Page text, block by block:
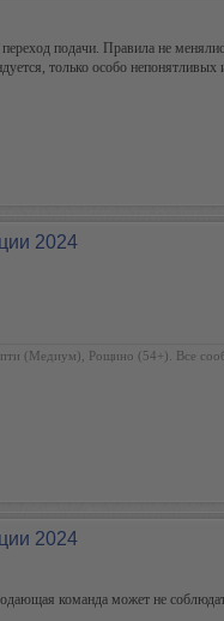
подачи. Правила не
только особо
2024
(Медиум), Рощино (54+). Все
2024
команда может не